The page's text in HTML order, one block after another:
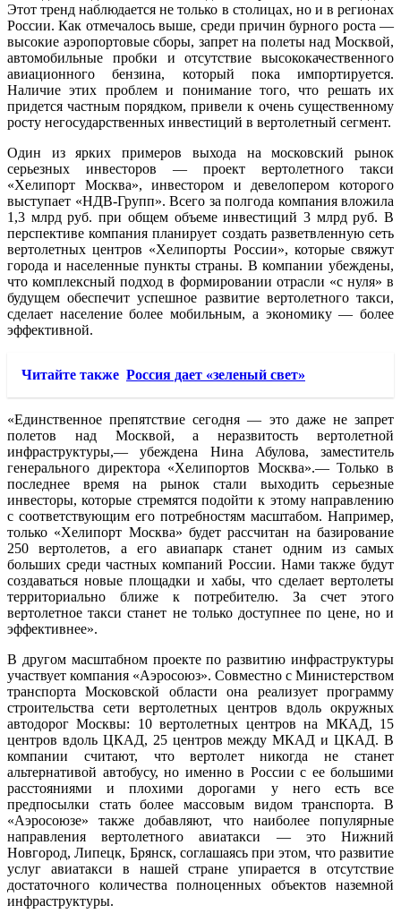
Этот тренд наблюдается не только в столицах, но и в регионах
России. Как отмечалось выше, среди причин бурного роста —
высокие аэропортовые сборы, запрет на полеты над Москвой,
автомобильные пробки и отсутствие высококачественного
авиационного бензина, который пока импортируется.
Наличие этих проблем и понимание того, что решать их
придется частным порядком, привели к очень существенному
росту негосударственных инвестиций в вертолетный сегмент.
Один из ярких примеров выхода на московский рынок
серьезных инвесторов — проект вертолетного такси
«Хелипорт Москва», инвестором и девелопером которого
выступает «НДВ-Групп». Всего за полгода компания вложила
1,3 млрд руб. при общем объеме инвестиций 3 млрд руб. В
перспективе компания планирует создать разветвленную сеть
вертолетных центров «Хелипорты России», которые свяжут
города и населенные пункты страны. В компании убеждены,
что комплексный подход в формировании отрасли «с нуля» в
будущем обеспечит успешное развитие вертолетного такси,
сделает население более мобильным, а экономику — более
эффективной.
Читайте также Россия дает «зеленый свет»
«Единственное препятствие сегодня — это даже не запрет
полетов над Москвой, а неразвитость вертолетной
инфраструктуры,— убеждена Нина Абулова, заместитель
генерального директора «Хелипортов Москва».— Только в
последнее время на рынок стали выходить серьезные
инвесторы, которые стремятся подойти к этому направлению
с соответствующим его потребностям масштабом. Например,
только «Хелипорт Москва» будет рассчитан на базирование
250 вертолетов, а его авиапарк станет одним из самых
больших среди частных компаний России. Нами также будут
создаваться новые площадки и хабы, что сделает вертолеты
территориально ближе к потребителю. За счет этого
вертолетное такси станет не только доступнее по цене, но и
эффективнее».
В другом масштабном проекте по развитию инфраструктуры
участвует компания «Аэросоюз». Совместно с Министерством
транспорта Московской области она реализует программу
строительства сети вертолетных центров вдоль окружных
автодорог Москвы: 10 вертолетных центров на МКАД, 15
центров вдоль ЦКАД, 25 центров между МКАД и ЦКАД. В
компании считают, что вертолет никогда не станет
альтернативой автобусу, но именно в России с ее большими
расстояниями и плохими дорогами у него есть все
предпосылки стать более массовым видом транспорта. В
«Аэросоюзе» также добавляют, что наиболее популярные
направления вертолетного авиатакси — это Нижний
Новгород, Липецк, Брянск, соглашаясь при этом, что развитие
услуг авиатакси в нашей стране упирается в отсутствие
достаточного количества полноценных объектов наземной
инфраструктуры.